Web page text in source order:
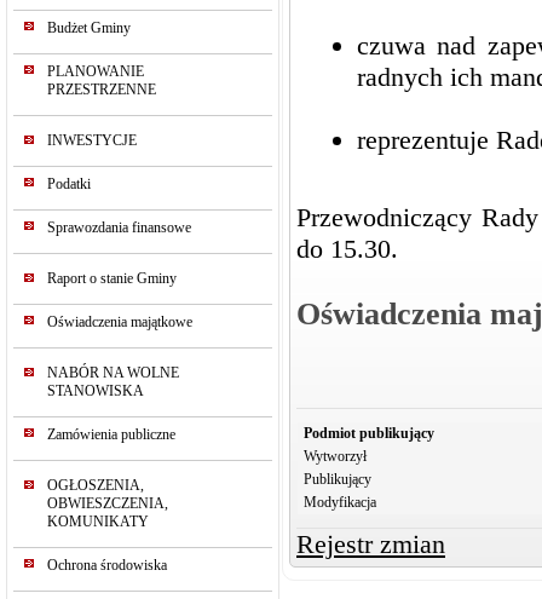
Budżet Gminy
PLANOWANIE
PRZESTRZENNE
INWESTYCJE
Podatki
Sprawozdania finansowe
Raport o stanie Gminy
Oświadczenia majątkowe
NABÓR NA WOLNE
STANOWISKA
Zamówienia publiczne
OGŁOSZENIA,
OBWIESZCZENIA,
KOMUNIKATY
Ochrona środowiska
czuwa nad
radnych ich
reprezentuje
Przewodniczący
do 15.30.
Oświadczenia
Podmiot publikujący
Wytworzył
Publikujący
Modyfikacja
Rejestr zmian